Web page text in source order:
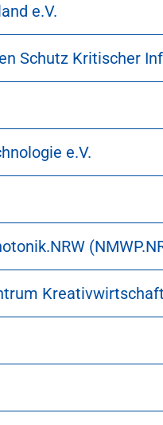
e.V.
Schutz Kritischer
e.V.
Kreativwirtschaft